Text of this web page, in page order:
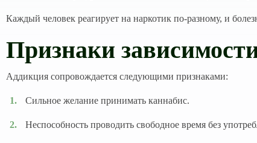
Каждый человек реагирует на наркотик по-разному, и
Признаки
Аддикция сопровождается следующими признаками:
Сильное желание принимать каннабис.
Неспособность проводить свободное время без